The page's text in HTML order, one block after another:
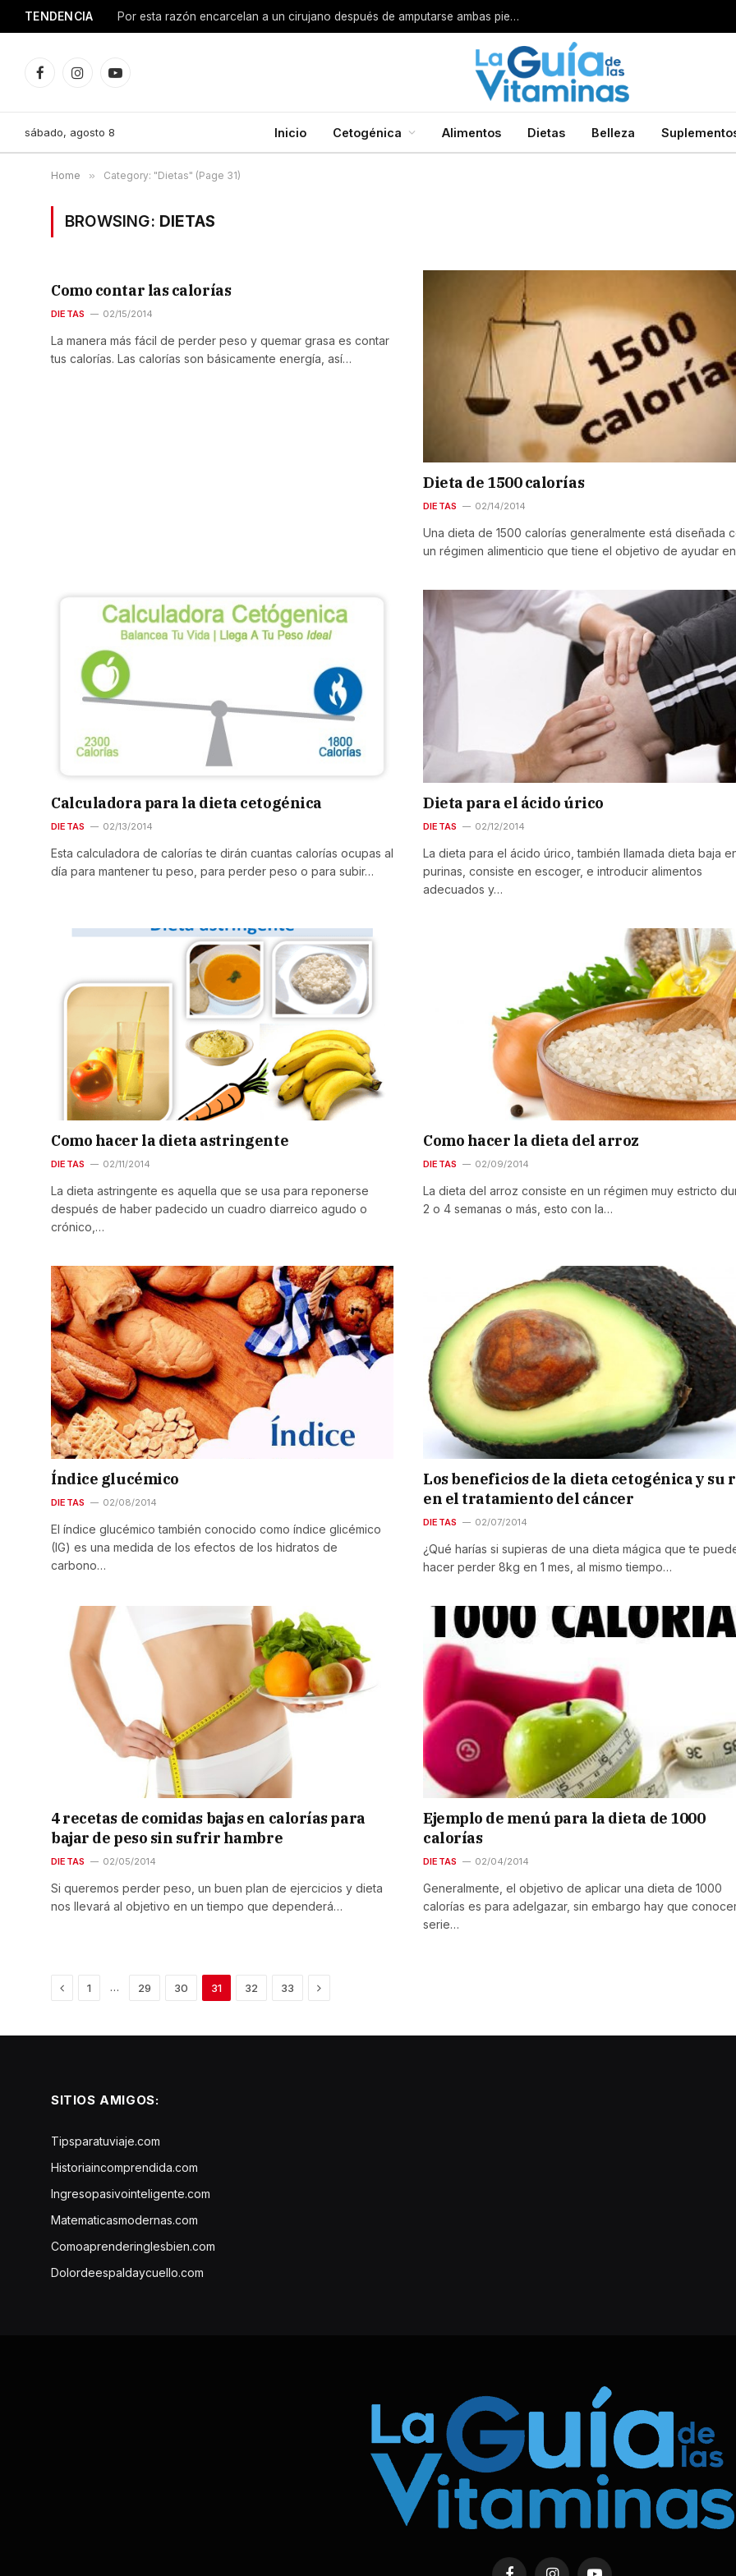
TENDENCIA Por esta razón encarcelan a un cirujano después de amputarse ambas piernas
FacebookInstagramYouTube
sábado, agosto 8 Inicio Cetogénica Alimentos Dietas Belleza
Home » Category: "Dietas" (Page 31)
BROWSING: DIETAS
Como contar las calorías
DIETAS 02/15/2014
La manera más fácil de perder peso y quemar grasa es contar
tus calorías. Las calorías son básicamente energía, así…
Dieta de 1500 calorías
DIETAS 02/14/2014
Una dieta de 1500 calorías generalmente está diseñada
un régimen alimenticio que tiene el objetivo de ayudar
Calculadora para la dieta cetogénica
DIETAS 02/13/2014
Esta calculadora de calorías te dirán cuantas calorías ocupas al
día para mantener tu peso, para perder peso o para subir…
Dieta para el ácido úrico
DIETAS 02/12/2014
La dieta para el ácido úrico, también llamada dieta baja
purinas, consiste en escoger, e introducir alimentos
adecuados y…
Como hacer la dieta astringente
DIETAS 02/11/2014
La dieta astringente es aquella que se usa para reponerse
después de haber padecido un cuadro diarreico agudo o
crónico,…
Como hacer la dieta del arroz
DIETAS 02/09/2014
La dieta del arroz consiste en un régimen muy estricto
2 o 4 semanas o más, esto con la…
Índice glucémico
DIETAS 02/08/2014
El índice glucémico también conocido como índice glicémico
(IG) es una medida de los efectos de los hidratos de
carbono…
Los beneficios de la dieta cetogénica y su
en el tratamiento del cáncer
DIETAS 02/07/2014
¿Qué harías si supieras de una dieta mágica que te
hacer perder 8kg en 1 mes, al mismo tiempo…
4 recetas de comidas bajas en calorías para
bajar de peso sin sufrir hambre
DIETAS 02/05/2014
Si queremos perder peso, un buen plan de ejercicios y dieta
nos llevará al objetivo en un tiempo que dependerá…
Ejemplo de menú para la dieta de 1000
calorías
DIETAS 02/04/2014
Generalmente, el objetivo de aplicar una dieta de 1000
calorías es para adelgazar, sin embargo hay que
serie…
Previous
1 … 29 30 31 32 33 Next
SITIOS AMIGOS:
Tipsparatuviaje.com
Historiaincomprendida.com
Ingresopasivointeligente.com
Matematicasmodernas.com
Comoaprenderinglesbien.com
Dolordeespaldaycuello.com